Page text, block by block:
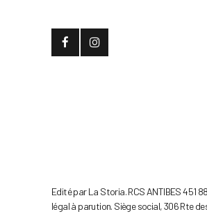
Edité par La Storia. RCS ANTIBES 451
légal à parution. Siège social, 306 Rte